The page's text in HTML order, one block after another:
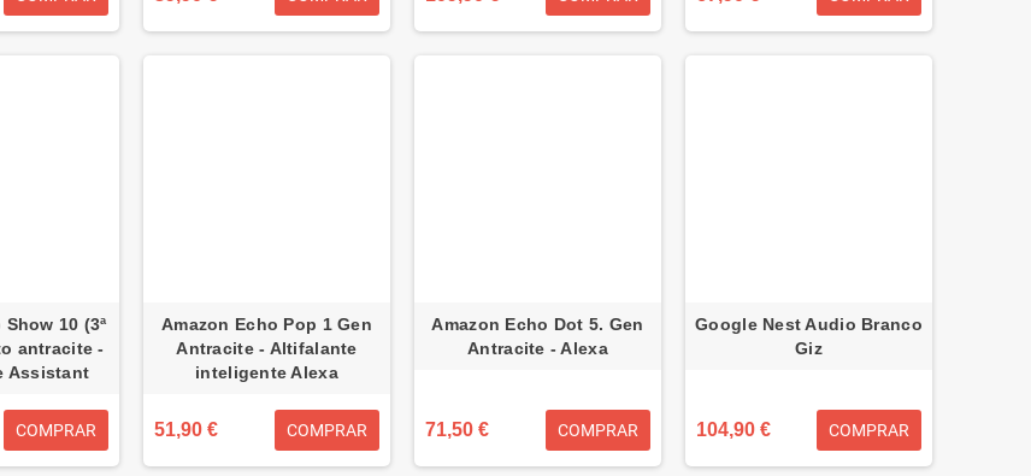
10 (3ª
antracite -
Assistant
COMPRAR
Amazon Echo Pop 1 Gen
Antracite - Altifalante
inteligente Alexa
51,90 € COMPRAR
Amazon Echo Dot 5. Gen
Antracite - Alexa
71,50 € COMPRAR
Google Nest Audio Branco
Giz
104,90 € COMPRAR